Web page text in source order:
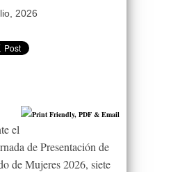
2026
el
de Presentación de
de Mujeres 2026, siete